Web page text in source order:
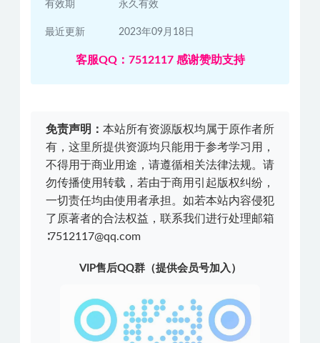
有效期 永久有效
最近更新 2023年09月18日
客服QQ：7512117 感谢赞助支持
免责声明： 本站所有资源版权均属于原作者所
有，这里所提供资源均只能用于参考学习用，
不得用于商业用途，请遵循相关法律法规。请
勿传播使用转载，若由于商用引起版权纠纷，
一切责任均由使用者承担。如若本站内容侵犯
了原著者的合法权益，联系我们进行处理邮箱
∶7512117@qq.com
VIP售后QQ群（提供会员号加入）